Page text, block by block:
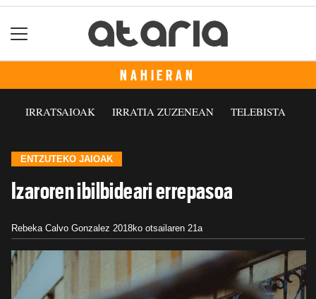
NAHIERAN
IRRATSAIOAK IRRATIA ZUZENEAN TELEBISTA
ENTZUTEKO JAIOAK
Izaroren ibilbideari errepasoa
Rebeka Calvo Gonzalez 2018ko otsailaren 21a